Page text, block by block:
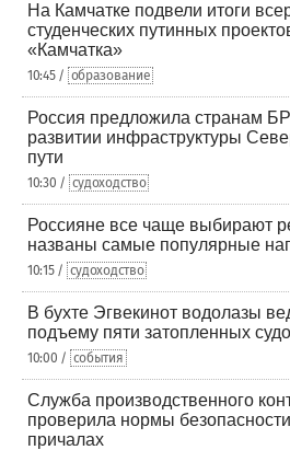
На Камчатке подвели итоги
студенческих путинных
«Камчатка»
10:45 / образование
Россия предложила странам
развитии инфраструктуры
пути
10:30 / судоходство
Россияне все чаще выбирают
названы самые популярные
10:15 / судоходство
В бухте Эгвекинот водолазы
подъему пяти затопленных
10:00 / события
Служба производственного
проверила нормы
причалах